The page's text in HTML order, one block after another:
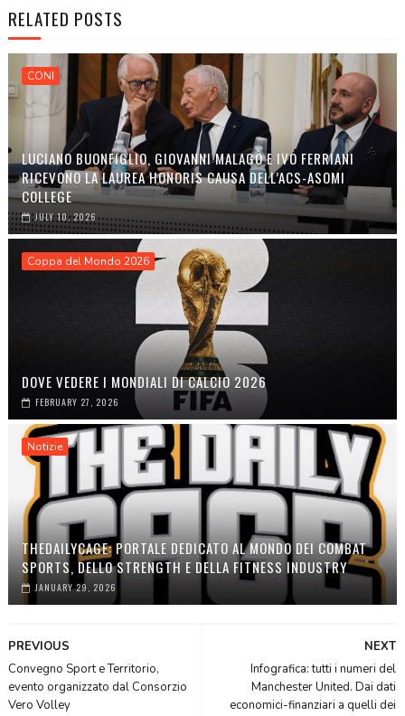
RELATED POSTS
CONI
LUCIANO BUONFIGLIO, GIOVANNI MALAGÒ E IVO FERRIANI
RICEVONO LA LAUREA HONORIS CAUSA DELL’ACS-ASOMI
COLLEGE
JULY 10, 2026
Coppa del Mondo 2026
DOVE VEDERE I MONDIALI DI CALCIO 2026
FEBRUARY 27, 2026
Notizie
THEDAILYCAGE: PORTALE DEDICATO AL MONDO DEI COMBAT
SPORTS, DELLO STRENGTH E DELLA FITNESS INDUSTRY
JANUARY 29, 2026
NEXT
Infografica: tutti i numeri del
Manchester United. Dai dati
economici-finanziari a quelli dei
PREVIOUS
Convegno Sport e Territorio,
evento organizzato dal Consorzio
Vero Volley